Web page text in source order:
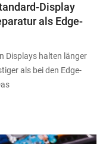
Display
als Edge-
Displays halten länger
als bei den Edge-